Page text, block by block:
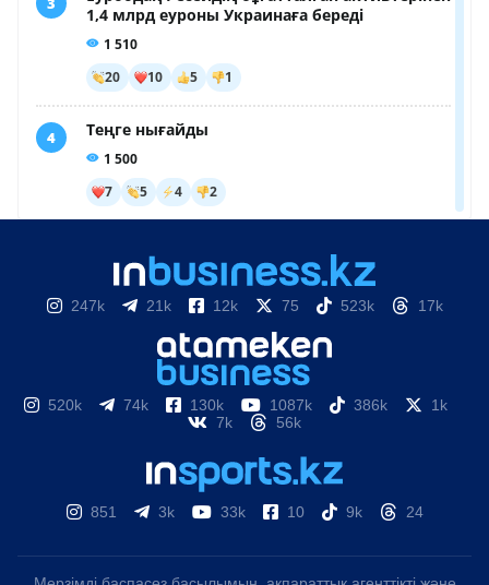
247k 21k 12k 75 523k 17k
520k 74k 130k 1087k 386k
1k
7k
56k
851 3k 33k 10 9k 24